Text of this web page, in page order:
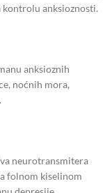
kontrolu anksioznosti.
anksioznih
noćnih mora,
neurotransmitera
folnom kiselinom